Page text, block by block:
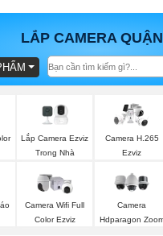
LẮP CAMERA
Lắp Camera Ezviz
Trong Nhà
Camera H.265
Ezviz
Camera Wifi Full
Color Ezviz
Camera
Hdparagon